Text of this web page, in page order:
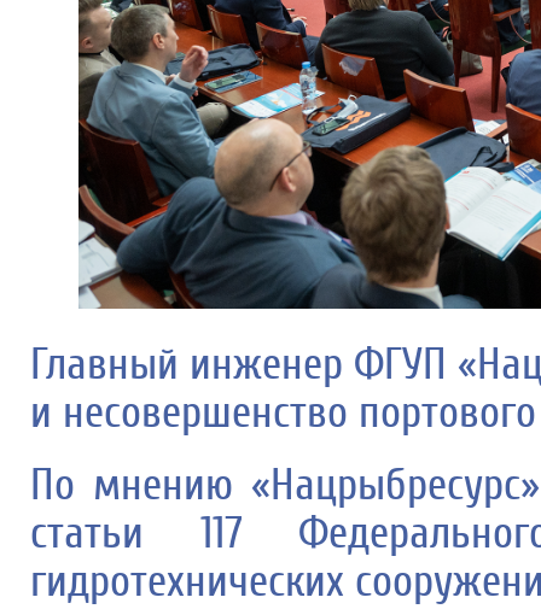
Главный инженер ФГУП
и несовершенство
По мнению
статьи 117
гидротехнических